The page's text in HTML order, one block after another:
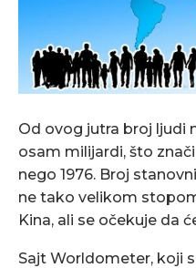
Od ovog jutra broj ljudi
osam milijardi, što
nego 1976. Broj
ne tako velikom
Kina, ali se očekuje da
Sajt Worldometer, koji